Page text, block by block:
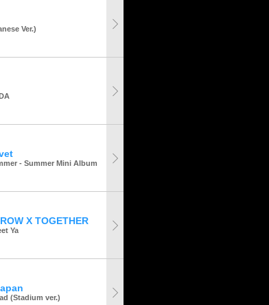
Ver.)
- Summer Mini Album
X TOGETHER
Ya
(Stadium ver.)